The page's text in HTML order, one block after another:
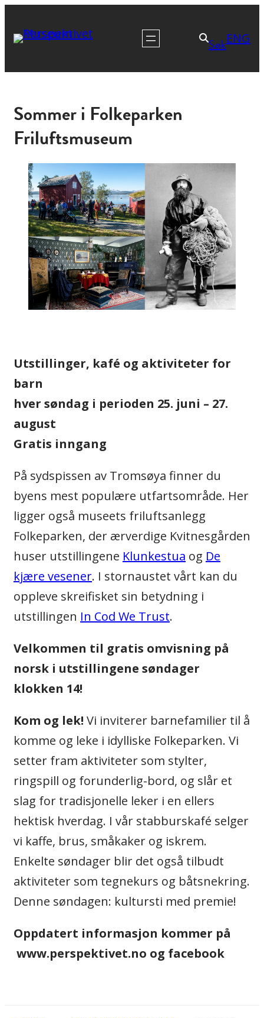
SøkENG
Sommer i Folkeparken
Friluftsmuseum
Utstillinger, kafé og aktiviteter for
barn
hver søndag i perioden 25. juni – 27.
august
Gratis inngang
På sydspissen av Tromsøya finner du
byens mest populære utfartsområde. Her
ligger også museets friluftsanlegg
Folkeparken, der ærverdige Kvitnesgården
huser utstillingene Klunkestua og De
kjære vesener. I stornaustet vårt kan du
oppleve skreifisket sin betydning i
utstillingen In Cod We Trust.
Velkommen til gratis omvisning på
norsk i utstillingene søndager
klokken 14!
Kom og lek! Vi inviterer barnefamilier til å
komme og leke i idylliske Folkeparken. Vi
setter fram aktiviteter som stylter,
ringspill og forunderlig-bord, og slår et
slag for tradisjonelle leker i en ellers
hektisk hverdag. I vår stabburskafé selger
vi kaffe, brus, småkaker og iskrem.
Enkelte søndager blir det også tilbudt
aktiviteter som tegnekurs og båtsnekring.
Denne søndagen: kultursti med premie!
Oppdatert informasjon kommer på
www.perspektivet.no og facebook